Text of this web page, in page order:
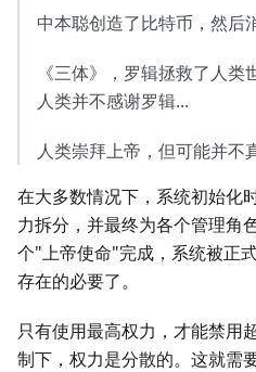
中本聪创造了比特币，然后
《三体》，罗辑拯救了人
人类并不感谢罗辑...
人类崇拜上帝，但可能并不
在大多数情况下，系统初始化
力拆分，并最终为各个管理角
个"上帝使命"完成，系统被正
存在的必要了。
只有使用最高权力，才能禁用
制下，权力是分散的。这就需